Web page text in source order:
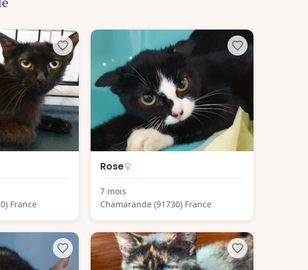
France
Rose
7 mois
Chamarande (91730) France